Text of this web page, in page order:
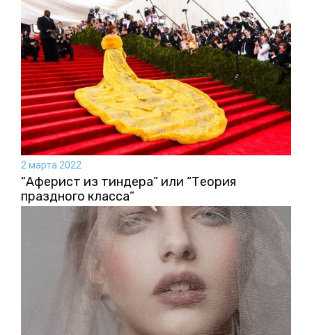
2 марта 2022
“Аферист из тиндера” или “Теория
праздного класса”